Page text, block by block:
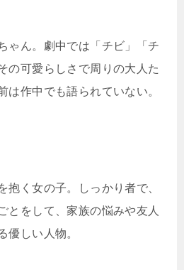
ゃん。劇中では「チビ」「チ
の可愛らしさで周りの大人た
は作中でも語られていない。
抱く女の子。しっかり者で、
とをして、家族の悩みや友人
優しい人物。